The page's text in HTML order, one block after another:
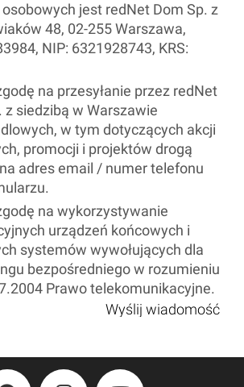
jest redNet Dom Sp. z
48, 02-255 Warszawa,
NIP: 6321928743, KRS:
na przesyłanie przez redNet
z siedzibą w Warszawie
w tym dotyczących akcji
promocji i projektów drogą
adres email / numer telefonu
na wykorzystywanie
urządzeń końcowych i
systemów wywołujących dla
bezpośredniego w rozumieniu
Prawo telekomunikacyjne.